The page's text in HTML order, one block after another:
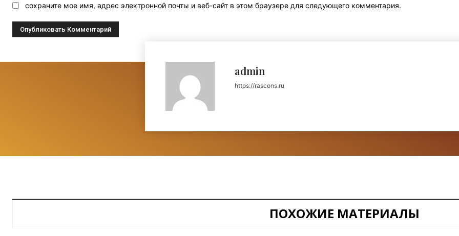
сохраните мое имя, адрес электронной почты и веб-сайт в этом браузере для следующего комментария.
admin
https://rascons.ru
ПОХОЖИЕ МАТЕРИАЛЫ